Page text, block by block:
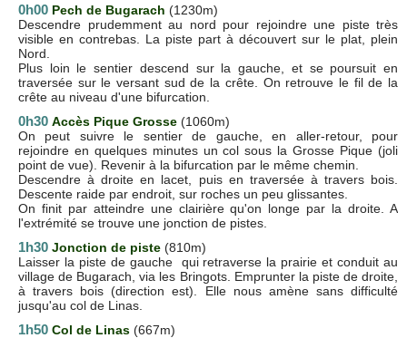
0h00 Pech de Bugarach (1230m)
Descendre prudemment au nord pour rejoindre une piste très
visible en contrebas. La piste part à découvert sur le plat, plein
Nord.
Plus loin le sentier descend sur la gauche, et se poursuit en
traversée sur le versant sud de la crête. On retrouve le fil de la
crête au niveau d'une bifurcation.
0h30 Accès Pique Grosse (1060m)
On peut suivre le sentier de gauche, en aller-retour, pour
rejoindre en quelques minutes un col sous la Grosse Pique (joli
point de vue). Revenir à la bifurcation par le même chemin.
Descendre à droite en lacet, puis en traversée à travers bois.
Descente raide par endroit, sur roches un peu glissantes.
On finit par atteindre une clairière qu'on longe par la droite. A
l'extrémité se trouve une jonction de pistes.
1h30 Jonction de piste (810m)
Laisser la piste de gauche qui retraverse la prairie et conduit au
village de Bugarach, via les Bringots. Emprunter la piste de droite,
à travers bois (direction est). Elle nous amène sans difficulté
jusqu'au col de Linas.
1h50 Col de Linas (667m)